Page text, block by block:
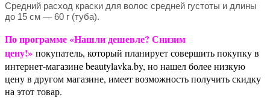
Средний расход краски для волос средней густоты и длины
до 15 см — 60 г (туба).
По программе «Нашли дешевле? Снизим
цену!» покупатель, который планирует совершить покупку в
интернет-магазине beautylavka.by, но нашел более низкую
цену в другом магазине, имеет возможность получить скидку
на этот товар.